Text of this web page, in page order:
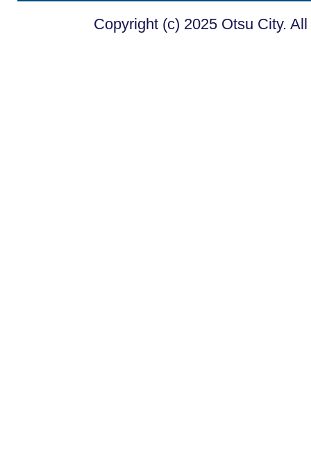
Copyright (c) 2025 Otsu City.